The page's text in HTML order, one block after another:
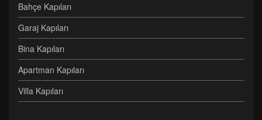
Bahçe Kapıları
Garaj Kapıları
Bina Kapıları
Apartman Kapıları
Villa Kapıları